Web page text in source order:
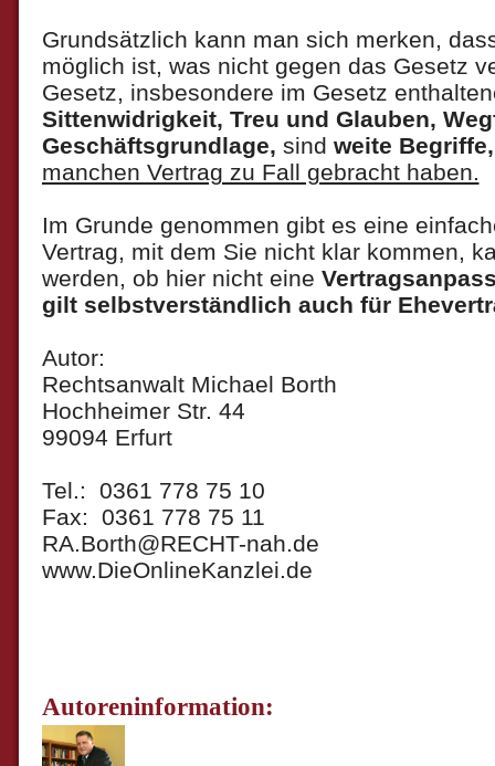
Grundsätzlich kann man sich merken,
möglich ist, was nicht gegen das Gesetz
Gesetz, insbesondere im Gesetz
Sittenwidrigkeit, Treu und Glauben,
Geschäftsgrundlage, sind weite
manchen Vertrag zu Fall gebracht haben.
Im Grunde genommen gibt es eine
Vertrag, mit dem Sie nicht klar kommen,
werden, ob hier nicht eine
gilt selbstverständlich auch für
Autor:
Rechtsanwalt Michael Borth
Hochheimer Str. 44
99094 Erfurt
Tel.: 0361 778 75 10
Fax: 0361 778 75 11
RA.Borth@RECHT-nah.de
www.DieOnlineKanzlei.de
Autoreninformation: